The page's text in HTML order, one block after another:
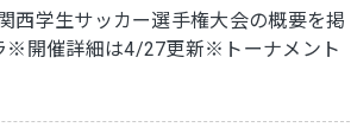
西学生サッカー選手権大会の概要を掲
※開催詳細は4/27更新※トーナメント